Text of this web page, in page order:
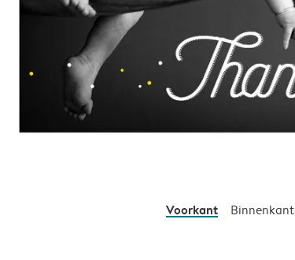
Voorkant Binnenkant